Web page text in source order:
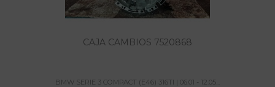
CAJA CAMBIOS 7520868
BMW SERIE 3 COMPACT (E46) 316TI | 06.01 - 12.05...